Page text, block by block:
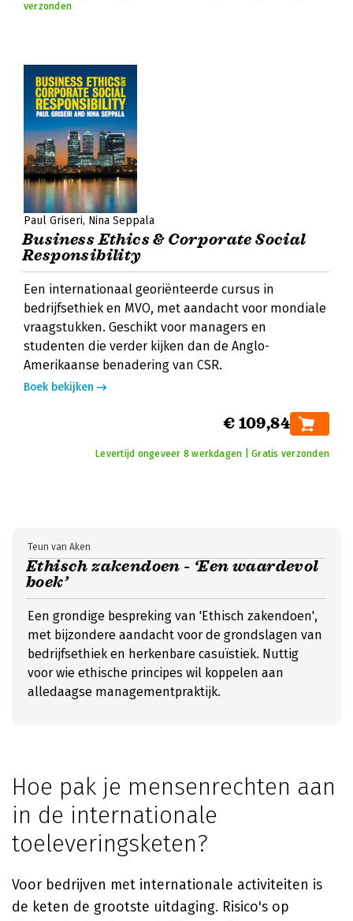
verzonden
Paul Griseri Nina Seppala
Business Ethics & Corporate Social
Responsibility
Een internationaal georiënteerde cursus in
bedrijfsethiek en MVO, met aandacht voor mondiale
vraagstukken. Geschikt voor managers en
studenten die verder kijken dan de Anglo-
Amerikaanse benadering van CSR.
Boek bekijken
€ 109,84
Levertijd ongeveer 8 werkdagen | Gratis verzonden
Ethisch zakendoen - ‘Een waardevol
boek’
Teun van Aken
Een grondige bespreking van 'Ethisch zakendoen',
met bijzondere aandacht voor de grondslagen van
bedrijfsethiek en herkenbare casuïstiek. Nuttig
voor wie ethische principes wil koppelen aan
alledaagse managementpraktijk.
Hoe pak je mensenrechten aan
in de internationale
toeleveringsketen?
Voor bedrijven met internationale activiteiten is
de keten de grootste uitdaging. Risico's op